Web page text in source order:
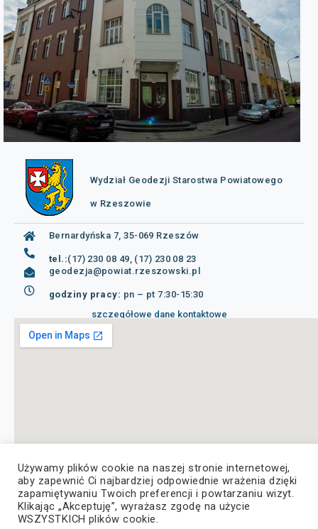
Wydział Geodezji Starostwa Powiatowego
w Rzeszowie
Bernardyńska 7, 35-069 Rzeszów
tel.:(17) 230 08 49, (17) 230 08 23
geodezja@powiat.rzeszowski.pl
godziny pracy: pn – pt 7:30-15:30
szczegółowe dane kontaktowe
Używamy plików cookie na naszej stronie internetowej,
aby zapewnić Ci najbardziej odpowiednie wrażenia dzięki
zapamiętywaniu Twoich preferencji i powtarzaniu wizyt.
Klikając „Akceptuję”, wyrażasz zgodę na użycie
WSZYSTKICH plików cookie.